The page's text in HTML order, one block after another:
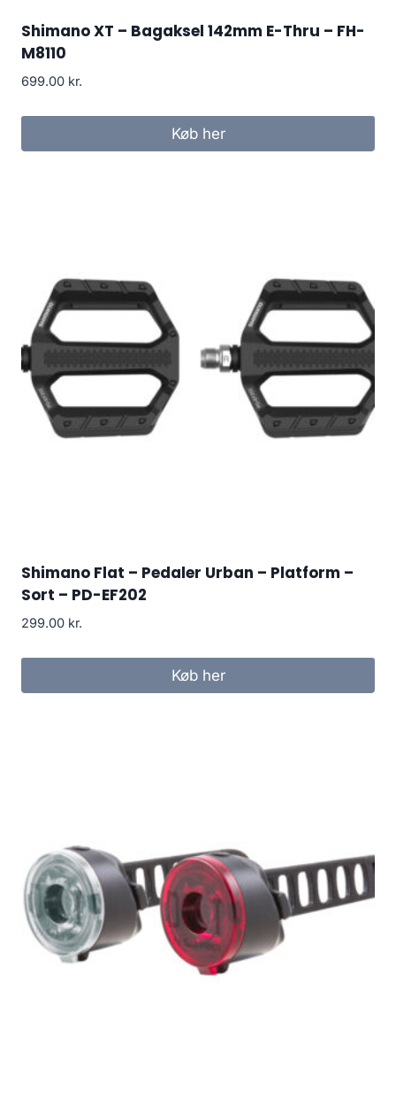
Shimano XT – Bagaksel 142mm E-Thru – FH-
M8110
699.00 kr.
Køb her
Shimano Flat – Pedaler Urban – Platform –
Sort – PD-EF202
299.00 kr.
Køb her